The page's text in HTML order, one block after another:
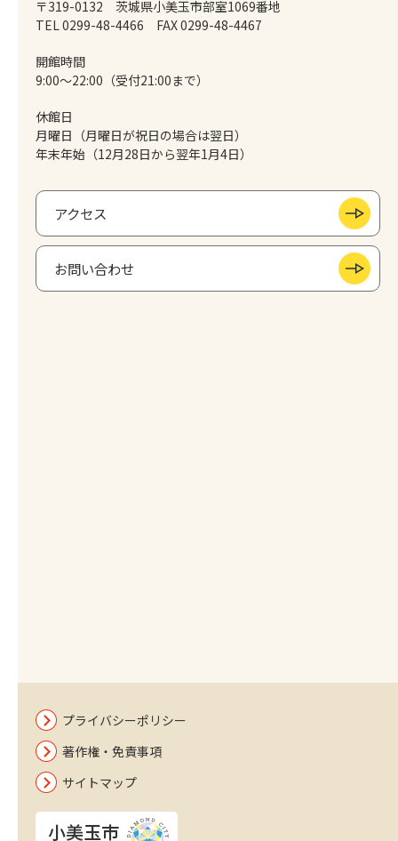
〒319-0132 茨城県小美玉市部室1069番地
TEL 0299-48-4466
FAX 0299-48-4467
開館時間
9:00～22:00（受付21:00まで）
休館日
月曜日（月曜日が祝日の場合は翌日）
年末年始（12月28日から翌年1月4日）
アクセス
お問い合わせ
プライバシーポリシー
著作権・免責事項
サイトマップ